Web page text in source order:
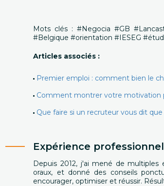
Mots clés : #Negocia #GB
#Belgique #orientation #IESEG
Articles associés :
Premier emploi : comment bien le
Comment montrer votre motivation
Que faire si un recruteur vous dit
Expérience
Depuis 2012, j'ai mené de
oraux, et donné des conseils
encourager, optimiser et réussir.